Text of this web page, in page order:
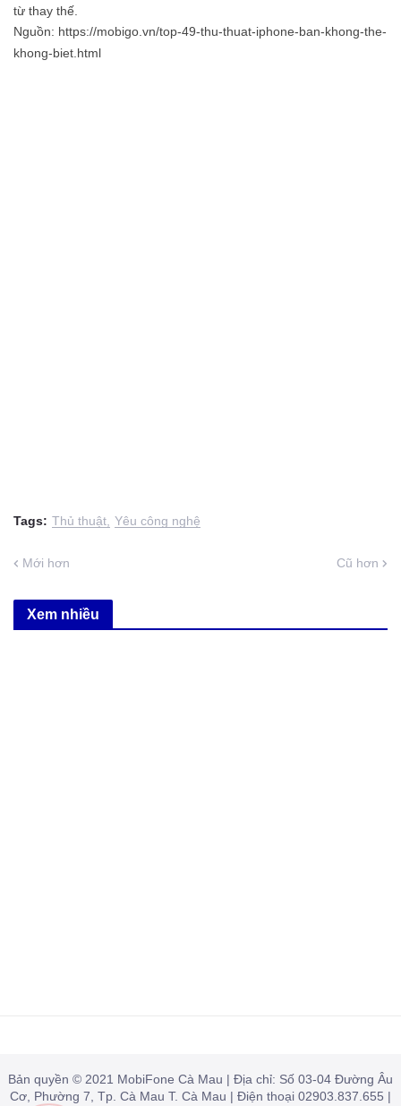
từ thay thế.
Nguồn: https://mobigo.vn/top-49-thu-thuat-iphone-ban-khong-the-
khong-biet.html
Tags: Thủ thuật Yêu công nghệ
Mới hơn Cũ hơn
Xem nhiều
Bản quyền © 2021 MobiFone Cà Mau | Địa chỉ: Số 03-04 Đường Âu
Cơ, Phường 7, Tp. Cà Mau T. Cà Mau | Điện thoại 02903.837.655 |